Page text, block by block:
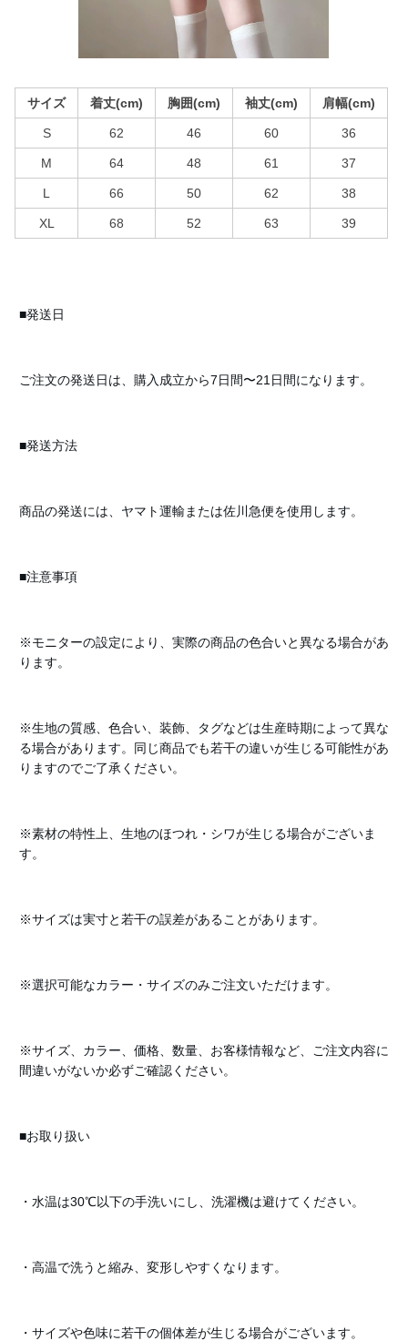
サイズ 着丈(cm) 胸囲(cm) 袖丈(cm) 肩幅(cm)
S 62 46 60 36
M 64 48 61 37
L 66 50 62 38
XL 68 52 63 39
■発送日
ご注文の発送日は、購入成立から7日間〜21日間になります。
■発送方法
商品の発送には、ヤマト運輸または佐川急便を使用します。
■注意事項
※モニターの設定により、実際の商品の色合いと異なる場合があ
ります。
※生地の質感、色合い、装飾、タグなどは生産時期によって異な
る場合があります。同じ商品でも若干の違いが生じる可能性があ
りますのでご了承ください。
※素材の特性上、生地のほつれ・シワが生じる場合がございま
す。
※サイズは実寸と若干の誤差があることがあります。
※選択可能なカラー・サイズのみご注文いただけます。
※サイズ、カラー、価格、数量、お客様情報など、ご注文内容に
間違いがないか必ずご確認ください。
■お取り扱い
・水温は30℃以下の手洗いにし、洗濯機は避けてください。
・高温で洗うと縮み、変形しやすくなります。
・サイズや色味に若干の個体差が生じる場合がございます。